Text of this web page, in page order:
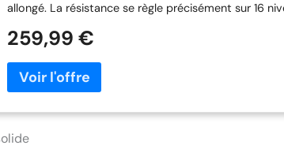
allongé. La résistance se règle précisément sur 16
et la roue d'inertie de 9,5 kg garantissent un
ZWIFT et KINOMAP: Le vélo couché est compatible
Zwift. Connectez-vous pour un entraînement cardio
pédales antidérapantes assurent une position
259,99 €